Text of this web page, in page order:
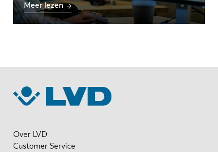
Meer lezen
Over LVD
Customer Service